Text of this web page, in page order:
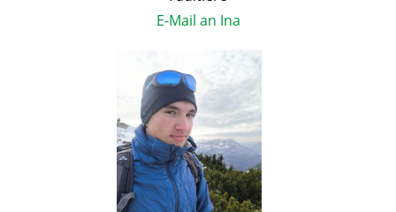
E-Mail an Ina